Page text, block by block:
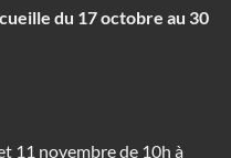
du 17 octobre au 30
11 novembre de 10h à